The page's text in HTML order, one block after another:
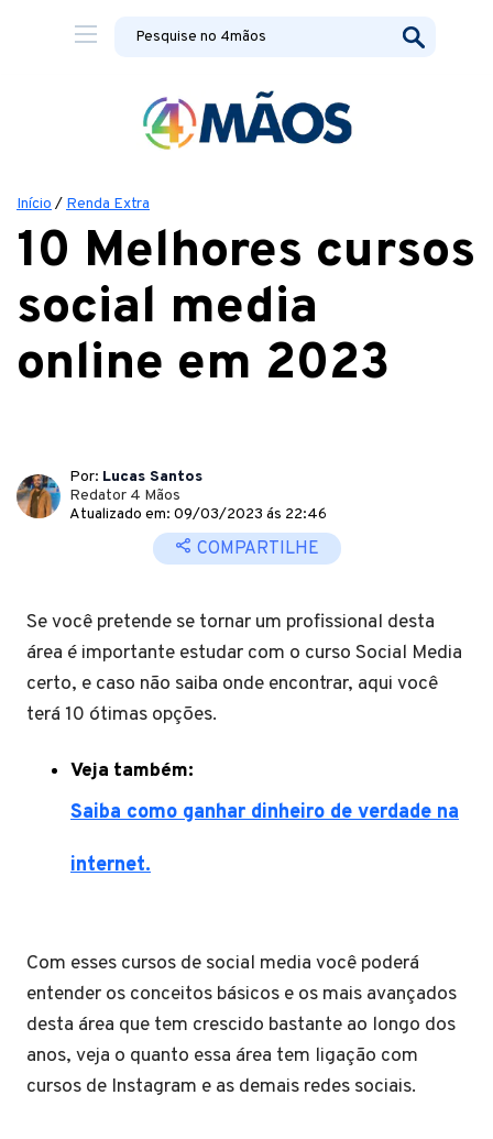
Início / Renda Extra
10 Melhores cursos
social media
online em 2023
Por: Lucas Santos
Redator 4 Mãos
Atualizado em: 09/03/2023 ás 22:46
COMPARTILHE
Se você pretende se tornar um profissional desta
área é importante estudar com o curso Social Media
certo, e caso não saiba onde encontrar, aqui você
terá 10 ótimas opções.
Veja também:
Saiba como ganhar dinheiro de verdade na
internet.
Com esses cursos de social media você poderá
entender os conceitos básicos e os mais avançados
desta área que tem crescido bastante ao longo dos
anos, veja o quanto essa área tem ligação com
cursos de Instagram e as demais redes sociais.